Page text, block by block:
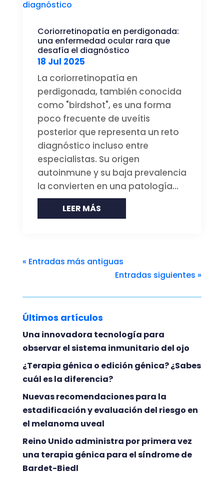
Coriorretinopatía en perdigonada:
una enfermedad ocular rara que
desafía el diagnóstico
18 Jul 2025
La coriorretinopatía en
perdigonada, también conocida
como "birdshot", es una forma
poco frecuente de uveítis
posterior que representa un reto
diagnóstico incluso entre
especialistas. Su origen
autoinmune y su baja prevalencia
la convierten en una patología...
LEER MÁS
« Entradas más antiguas
Entradas siguientes »
Últimos artículos
Una innovadora tecnología para
observar el sistema inmunitario del ojo
¿Terapia génica o edición génica? ¿Sabes
cuál es la diferencia?
Nuevas recomendaciones para la
estadificación y evaluación del riesgo en
el melanoma uveal
Reino Unido administra por primera vez
una terapia génica para el síndrome de
Bardet-Biedl